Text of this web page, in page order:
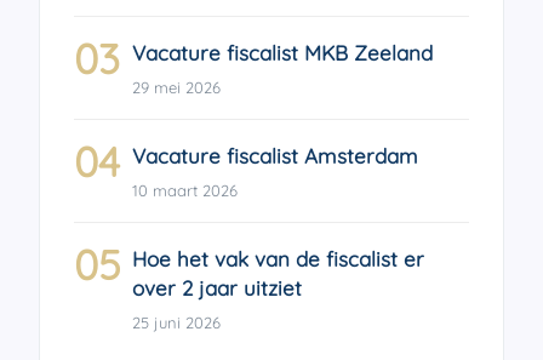
03 Vacature fiscalist MKB Zeeland
29 mei 2026
04 Vacature fiscalist Amsterdam
10 maart 2026
05 Hoe het vak van de fiscalist er
over 2 jaar uitziet
25 juni 2026